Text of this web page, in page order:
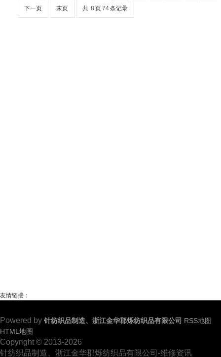
下一页 末页 共 8 页74条记录
友情链接：
Powered by 针纺织品制造、浙江金华郡烁纺织品有限公司 RSS地图
HTML地图
Copyright © 2013-2026
针纺织品制造、浙江金华郡烁纺织品有限公司-维修资讯